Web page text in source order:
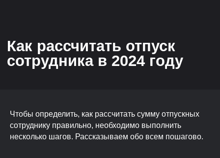
Чтобы определить, как рассчитать сумму отпускных
сотруднику правильно, необходимо выполнить
несколько шагов. Рассказываем обо всем пошагово.